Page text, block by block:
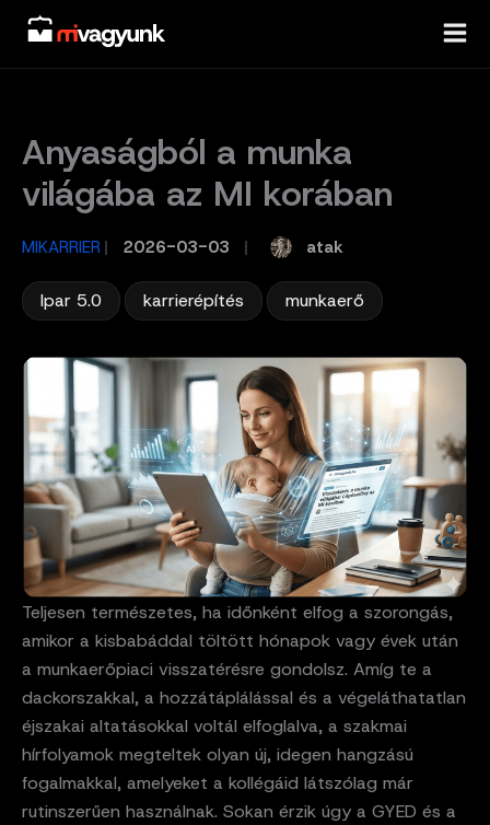
Skip
content
Anyaságból a munka
világába az MI korában
MIKARRIER / 2026-03-03 atak
Ipar 5.0 karrierépítés munkaerő
Teljesen természetes, ha időnként elfog a szorongás,
amikor a kisbabáddal töltött hónapok vagy évek után
a munkaerőpiaci visszatérésre gondolsz. Amíg te a
dackorszakkal, a hozzátáplálással és a végeláthatatlan
éjszakai altatásokkal voltál elfoglalva, a szakmai
hírfolyamok megteltek olyan új, idegen hangzású
fogalmakkal, amelyeket a kollégáid látszólag már
rutinszerűen használnak. Sokan érzik úgy a GYED és a